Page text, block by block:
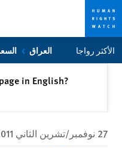
Skip
to
Skip
to
الأكثر رواجا العراق
in English?
27 نوفمبر/تشرين الثاني 2011 12:25PM EST